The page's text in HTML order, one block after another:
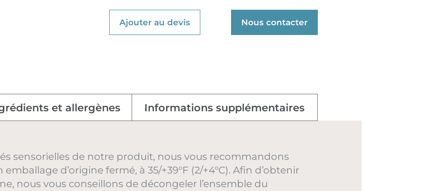
Ajouter au devis Nous contacter
et allergènes Informations supplémentaires
sensorielles de notre produit, nous vous recommandons
d’origine fermé, à 35/+39°F (2/+4°C). Afin d’obtenir
nous vous conseillons de décongeler l’ensemble du